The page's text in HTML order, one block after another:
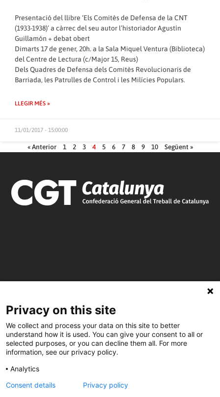
Presentació del llibre ‘Els Comitès de Defensa de la CNT
(1933-1938)’ a càrrec del seu autor l’historiador Agustín
Guillamón + debat obert
Dimarts 17 de gener, 20h. a la Sala Miquel Ventura (Biblioteca)
del Centre de Lectura (c/Major 15, Reus)
Dels Quadres de Defensa dels Comitès Revolucionaris de
Barriada, les Patrulles de Control i les Milícies Populars.
LLEGIR MÉS »
11/01/2017 - 15:00:00
« Anterior 1 2 3 4 5 6 7 8 9 10 Següent »
C/ Burgos 59, Baixos – 08014 Barcelona
spccc@spcgtcatalunya.cat
935 120 481
@CGTCatalunya
Privacy on this site
We collect and process your data on this site to better
understand how it is used. You can give your consent to all or
selected purposes, or you can decline them all. For more
information, see our privacy policy.
Analytics
Consent details
Privacy policy